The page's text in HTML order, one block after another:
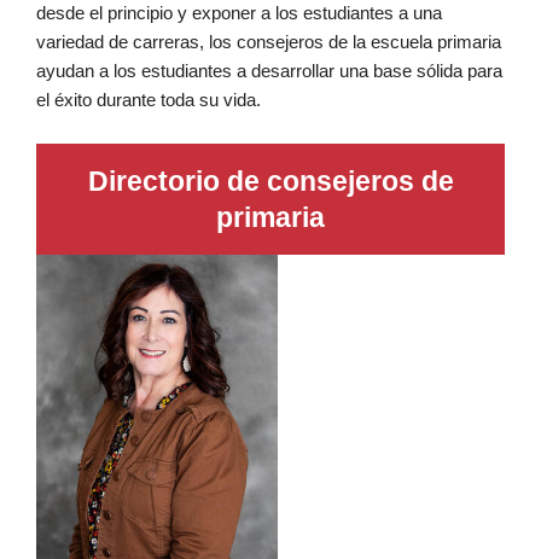
desde el principio y exponer a los estudiantes a una
variedad de carreras, los consejeros de la escuela primaria
ayudan a los estudiantes a desarrollar una base sólida para
el éxito durante toda su vida.
Directorio de consejeros de
primaria